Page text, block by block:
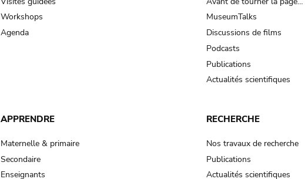
Workshops
Agenda
MuseumTalks
Discussions de films
Podcasts
Publications
Actualités scientifiques
APPRENDRE
Maternelle & primaire
Secondaire
Enseignants
RECHERCHE
Nos travaux de recherche
Publications
Actualités scientifiques